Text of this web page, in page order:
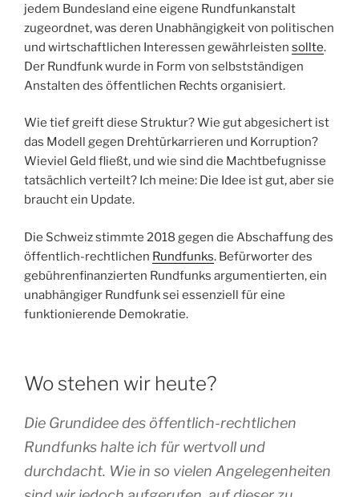
jedem Bundesland eine eigene Rundfunkanstalt
zugeordnet, was deren Unabhängigkeit von politischen
und wirtschaftlichen Interessen gewährleisten sollte.
Der Rundfunk wurde in Form von selbstständigen
Anstalten des öffentlichen Rechts organisiert.
Wie tief greift diese Struktur? Wie gut abgesichert ist
das Modell gegen Drehtürkarrieren und Korruption?
Wieviel Geld fließt, und wie sind die Machtbefugnisse
tatsächlich verteilt? Ich meine: Die Idee ist gut, aber sie
braucht ein Update.
Die Schweiz stimmte 2018 gegen die Abschaffung des
öffentlich-rechtlichen Rundfunks. Befürworter des
gebührenfinanzierten Rundfunks argumentierten, ein
unabhängiger Rundfunk sei essenziell für eine
funktionierende Demokratie.
Wo stehen wir heute?
Die Grundidee des öffentlich-rechtlichen
Rundfunks halte ich für wertvoll und
durchdacht. Wie in so vielen Angelegenheiten